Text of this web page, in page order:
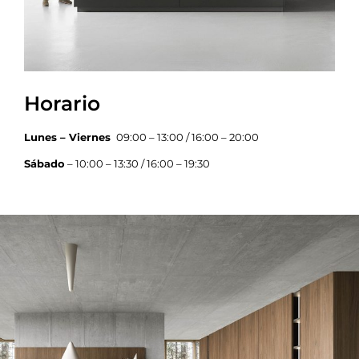
Horario
Lunes – Viernes 09:00 – 13:00 / 16:00 – 20:00
Sábado – 10:00 – 13:30 / 16:00 – 19:30